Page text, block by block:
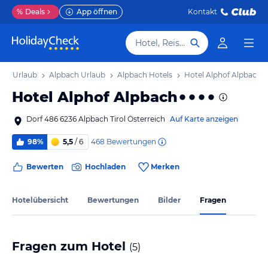
% Deals App öffnen Kontakt
Hotel, Reiseziel
Urlaub Alpbach Urlaub Alpbach Hotels Hotel Alphof Alpbach
Hotel Alphof Alpbach
Dorf 486 6236 Alpbach Tirol Österreich Auf Karte anzeigen
98% 5,5 / 6 468 Bewertungen
Bewerten Hochladen Merken
Hotelübersicht Bewertungen Bilder Fragen
Fragen zum Hotel (5)